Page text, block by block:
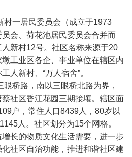
村一居民委员会（成立于1973
会、荷花池居民委员会合并而
新村12号。社区名称来源于20
工业区各企、事业单位在辖区内
人新村、“万人宿舍”。
桥路，南以三眼桥北路为界，
社区香江花园三期接壤。辖区面
户，常住人口8439人，80岁以
人。社区划分为15个网格。
长的物质文化生活需要，进一步
社区自治功能，推进和谐社区建